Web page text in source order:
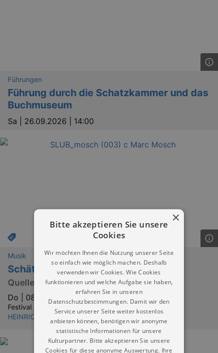
Führungen
Führung durch die Schatzkammer und das
Buchmuseum
Sa | 26.09.2026 | 14:00
Musik
Schätze der Musikgeschichte
Quellenpräsentation
Do | 08.10.2026 | 16:00
Festival / Fest:
HEINRICH SCHÜTZ MUSIKFEST
×
Bitte akzeptieren Sie unsere
Cookies
Wir möchten Ihnen die Nutzung unserer Seite
so einfach wie möglich machen. Deshalb
verwenden wir Cookies. Wie Cookies
funktionieren und welche Aufgabe sie haben,
erfahren Sie in unseren
Datenschutzbestimmungen. Damit wir den
Service unserer Seite weiter kostenlos
anbieten können, benötigen wir anonyme
statistische Informationen für unsere
Kulturpartner. Bitte akzeptieren Sie unsere
Cookies für diese anonyme Auswertung. Ihre